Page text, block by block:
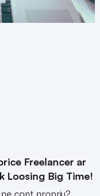
Freelancer ar
Loosing Big Time!
cont propriu?